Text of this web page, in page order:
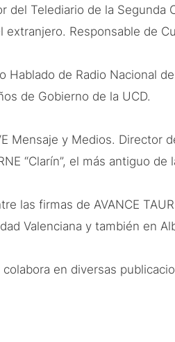
del Telediario de la Segunda
Responsable de
Hablado de Radio Nacional
de Gobierno de la UCD.
Mensaje y Medios. Director
“Clarín”, el más antiguo de
las firmas de AVANCE
Valenciana y también en
en diversas